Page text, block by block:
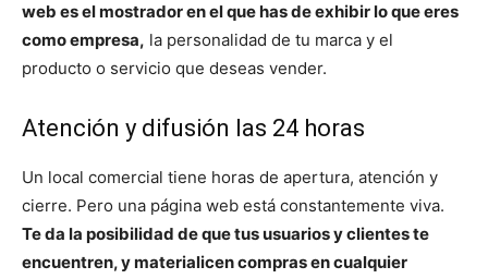
web es el mostrador en el que has de exhibir lo que eres
como empresa, la personalidad de tu marca y el
producto o servicio que deseas vender.
Atención y difusión las 24 horas
Un local comercial tiene horas de apertura, atención y
cierre. Pero una página web está constantemente viva.
Te da la posibilidad de que tus usuarios y clientes te
encuentren, y materialicen compras en cualquier